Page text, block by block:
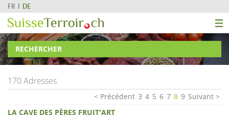
FR DE
RECHERCHER
170 Adresses
Précédent 3 4 5 6 7 8 9 Suivant
LA CAVE DES PÈRES FRUIT'ART